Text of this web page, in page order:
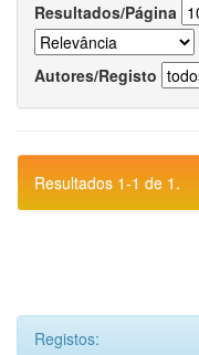
Resultados/Página
Autores/Registo
Resultados 1-1 de 1.
Registos: